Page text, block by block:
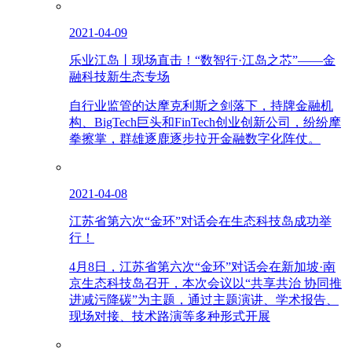
2021-04-09
乐业江岛丨现场直击！“数智行·江岛之芯”——金
融科技新生态专场
自行业监管的达摩克利斯之剑落下，持牌金融机
构、BigTech巨头和FinTech创业创新公司，纷纷摩
拳擦掌，群雄逐鹿逐步拉开金融数字化阵仗。
2021-04-08
江苏省第六次“金环”对话会在生态科技岛成功举
行！
4月8日，江苏省第六次“金环”对话会在新加坡·南
京生态科技岛召开，本次会议以“共享共治 协同推
进减污降碳”为主题，通过主题演讲、学术报告、
现场对接、技术路演等多种形式开展